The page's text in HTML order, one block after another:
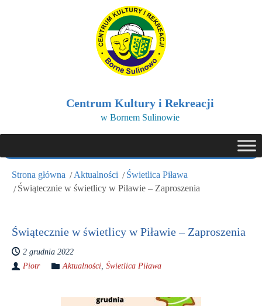
Centrum Kultury i Rekreacji
w Bornem Sulinowie
Strona główna Aktualności
Świetlica Piława
Świątecznie w świetlicy w Piławie – Zaproszenia
Świątecznie w świetlicy w Piławie – Zaproszenia
2 grudnia 2022
Piotr
Aktualności, Świetlica Piława